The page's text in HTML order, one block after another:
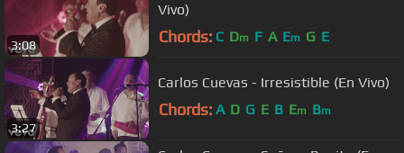
3:08
Vivo)
Chords: C Dm F A Em G E
3:27
Carlos Cuevas - Irresistible (En Vivo)
Chords: A D G E B Em Bm